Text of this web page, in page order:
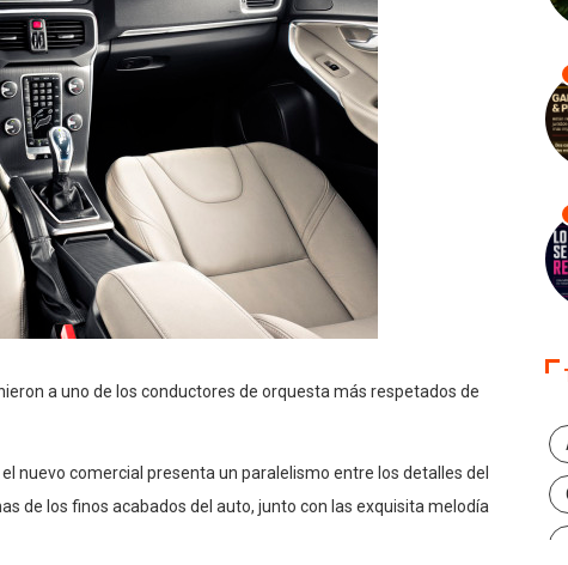
a uno de los conductores de orquesta más respetados de
nuevo comercial presenta un paralelismo entre los detalles del
de los finos acabados del auto, junto con las exquisita melodía